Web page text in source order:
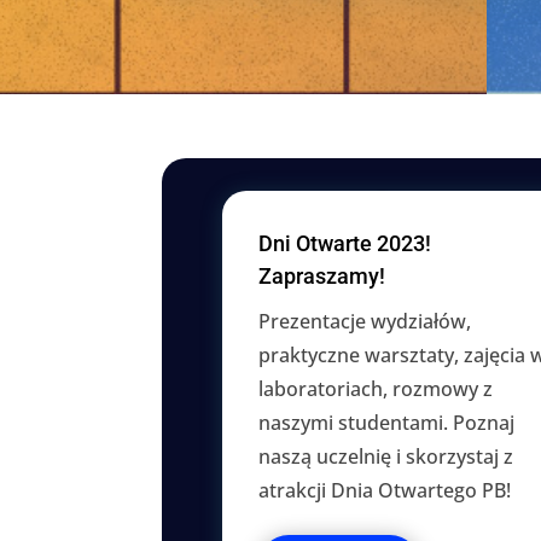
Dni Otwarte 2023!
Zapraszamy!
Prezentacje wydziałów,
praktyczne warsztaty, zajęcia
laboratoriach, rozmowy z
naszymi studentami. Poznaj
naszą uczelnię i skorzystaj z
atrakcji Dnia Otwartego PB!